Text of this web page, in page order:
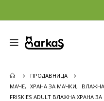
ПРОДАВНИЦА
МАЧЕ, ХРАНА ЗА МАЧКИ,
FRISKIES ADULT ВЛАЖНА